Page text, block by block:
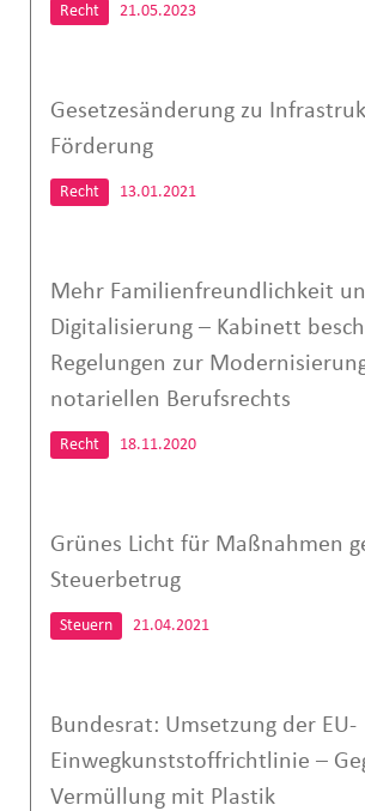
Recht 21.05.2023
Gesetzesänderung zu
Förderung
Recht 13.01.2021
Mehr Familienfreundlichkeit
Digitalisierung – Kabinett
Regelungen zur
notariellen Berufsrechts
Recht 18.11.2020
Grünes Licht für Maßnahmen
Steuerbetrug
Steuern 21.04.2021
Bundesrat: Umsetzung der EU-
Einwegkunststoffrichtlinie –
Vermüllung mit Plastik